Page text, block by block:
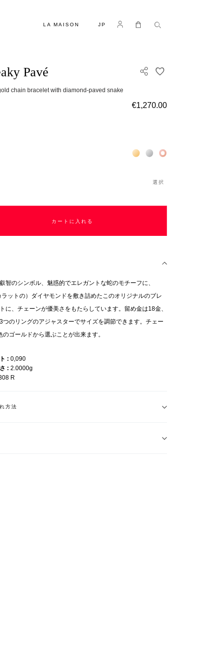
LA MAISON JP Log in マイカート
Pavé
chain bracelet with diamond-paved snake
€1,270.00
Жёлтое золото 18К
Белое золото 18К
Розовое золото
選択
カートに入れる
智のシンボル、魅惑的でエレガントな蛇のモチーフに、
ットの）ダイヤモンドを敷き詰めたこのオリジナルのブレ
に、チェーンが優美さをもたらしています。留め金は18金、
つのリングのアジャスターでサイズを調節できます。チェー
のゴールドから選ぶことが出来ます。
0,090
2.0000g
R
方法